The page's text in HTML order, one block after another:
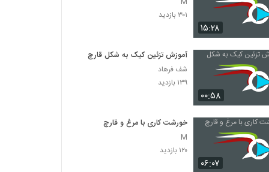
۱۵:۲۸
۳۰۱ بازدید
۰۰:۵۸
آموزش تزئین کیک به شکل قارچ
شف فرهاد
۱۳۹ بازدید
۰۶:۰۷
خورشت کاری با مرغ و قارچ
M
۱۲۰ بازدید